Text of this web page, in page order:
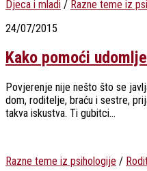
Djeca i mladi / Razne teme iz
24/07/2015
Kako pomoći
Povjerenje nije nešto što se
dom, roditelje, braću i sestre,
takva iskustva. Ti gubitci...
Razne teme iz psihologije /